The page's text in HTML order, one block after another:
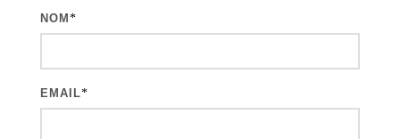
NOM *
EMAIL*